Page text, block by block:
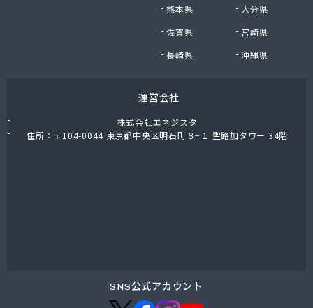
九石プロパンガス株式会社 田川営業所
古賀政商店
熊本県
大分県
佐賀県
宮崎県
長崎県
沖縄県
運営会社
株式会社エネジスタ
住所：〒104-0044 東京都中央区明石町８−１ 聖路加タワー 34階
SNS公式アカウント